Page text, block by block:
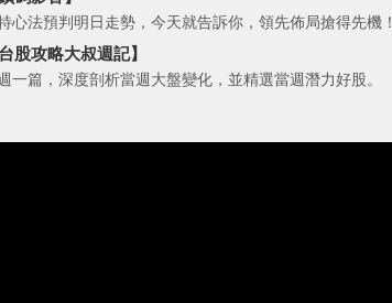
心法預判明日走勢，今天就告訴你，領先佈局搶得先機！
台股攻略大叔週記】
一篇，深度剖析當週大盤變化，並精選當週潛力好股。